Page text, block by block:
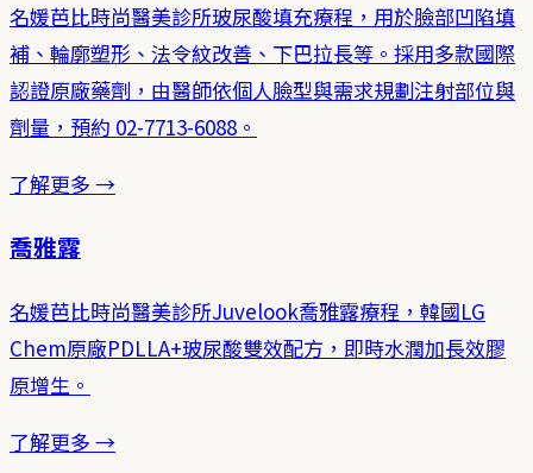
名媛芭比時尚醫美診所玻尿酸填充療程，用於臉部凹陷填
補、輪廓塑形、法令紋改善、下巴拉長等。採用多款國際
認證原廠藥劑，由醫師依個人臉型與需求規劃注射部位與
劑量，預約 02-7713-6088。
了解更多 →
喬雅露
名媛芭比時尚醫美診所Juvelook喬雅露療程，韓國LG
Chem原廠PDLLA+玻尿酸雙效配方，即時水潤加長效膠
原增生。
了解更多 →